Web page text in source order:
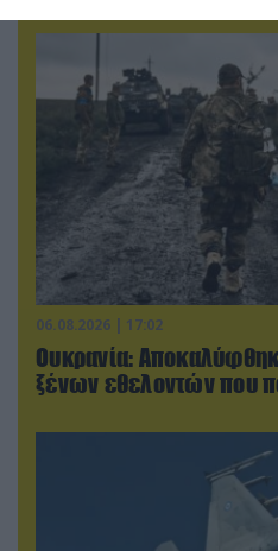
06.08.2026 | 17:02
Ουκρανία:
ξένων εθελοντών που